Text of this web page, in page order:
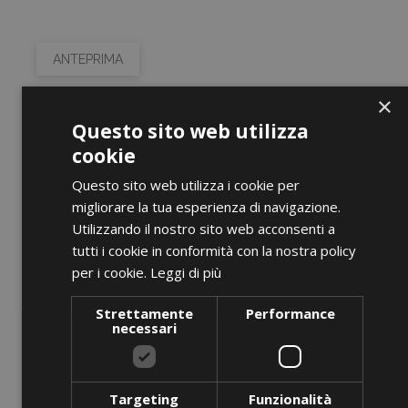
ANTEPRIMA
BLT 160 K Red
AGGIUNGI AL CARRELLO
×
Questo sito web utilizza
cookie
Questo sito web utilizza i cookie per
migliorare la tua esperienza di navigazione.
Utilizzando il nostro sito web acconsenti a
tutti i cookie in conformità con la nostra policy
per i cookie. Leggi di più
Strettamente
necessari
Performance
Targeting Funzionalità